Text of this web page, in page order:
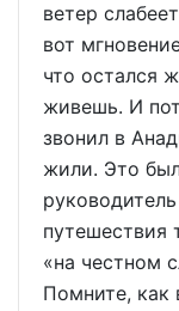
ветер
вот
что остался
живешь. И
звонил в
жили. Это
путешествия
«на честном
Помните, как